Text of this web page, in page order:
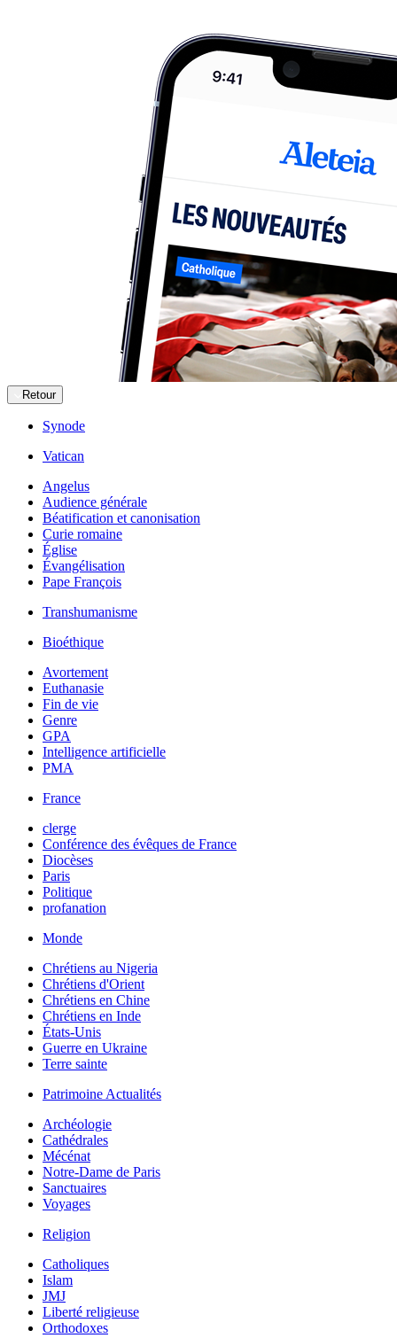
Retour
Synode
Vatican
Angelus
Audience générale
Béatification et canonisation
Curie romaine
Église
Évangélisation
Pape François
Transhumanisme
Bioéthique
Avortement
Euthanasie
Fin de vie
Genre
GPA
Intelligence artificielle
PMA
France
clerge
Conférence des évêques de France
Diocèses
Paris
Politique
profanation
Monde
Chrétiens au Nigeria
Chrétiens d'Orient
Chrétiens en Chine
Chrétiens en Inde
États-Unis
Guerre en Ukraine
Terre sainte
Patrimoine Actualités
Archéologie
Cathédrales
Mécénat
Notre-Dame de Paris
Sanctuaires
Voyages
Religion
Catholiques
Islam
JMJ
Liberté religieuse
Orthodoxes